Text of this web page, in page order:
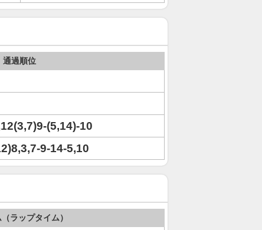
通過順位
(5,14)-10
9-14-5,10
ラップタイム）